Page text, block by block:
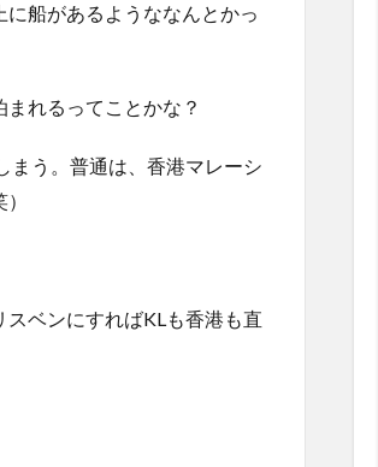
船があるようななんとかっ
れるってことかな？
まう。普通は、香港マレーシ
ベンにすればKLも香港も直